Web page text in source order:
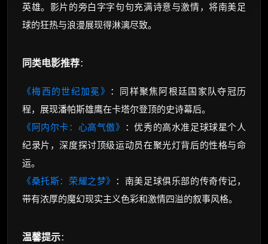
英雄。影片的旁白字字句句充满诗意与激情，将南美足
球的狂热与浪漫展现得淋漓尽致。
同类电影推荐：
《梅西的世纪加冕》 ：同样聚焦阿根廷国家队夺冠历
程，展现潘帕斯雄鹰在卡塔尔登顶的史诗幕后。
《阿内尔卡：心高气傲》 ：优秀的高水准足球球星个人
纪录片，深度探讨顶级运动员在聚光灯背后的性格与命
运。
《桑托斯：荣耀之梦》 ：南美足球俱乐部的传奇传记，
带有浓厚的魔幻现实主义色彩和激情四溢的叙事风格。
温馨提示：